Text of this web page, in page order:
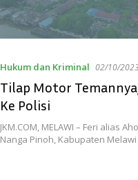
Hukum dan Kriminal 02/10/
Tilap Motor
Ke Polisi
JKM.COM, MELAWI – Feri alias
Nanga Pinoh, Kabupaten